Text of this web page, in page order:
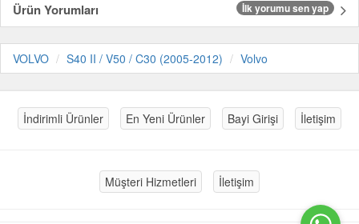
Ürün Yorumları
İlk yorumu sen yap
VOLVO S40 II / V50 / C30 (2005-2012) Volvo
İndirimli Ürünler En Yeni Ürünler Bayi Girişi İletişim
Müşteri Hizmetleri İletişim